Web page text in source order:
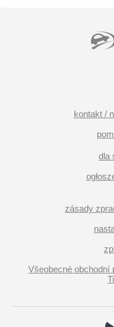
kontakt /
dla
zásady
Všeobecné obchodní